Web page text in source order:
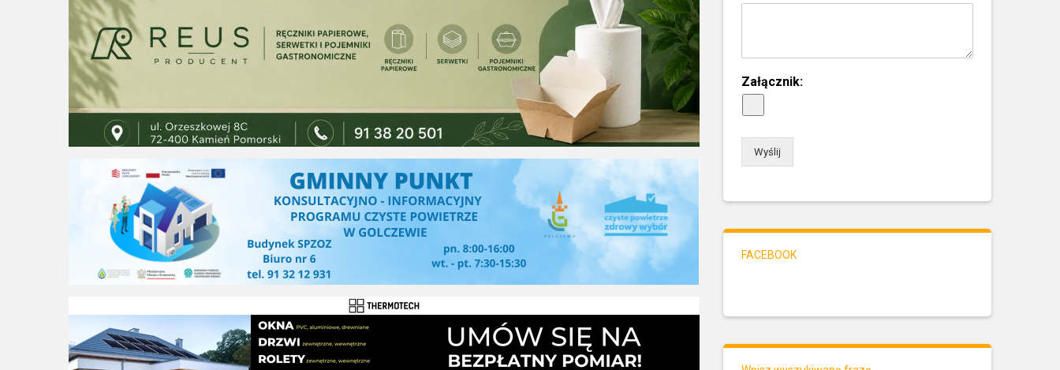
Załącznik:
Wyślij
FACEBOOK